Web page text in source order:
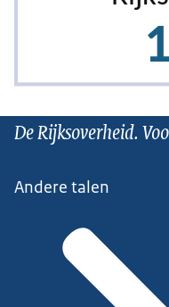
De Rijksoverheid.
Andere talen